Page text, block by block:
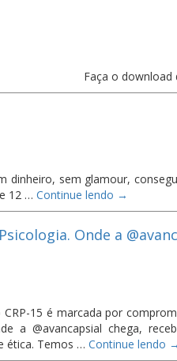
Faça o download
dinheiro, sem glamour,
12 …Continue lendo →
Onde a
15 é marcada por
a @avancapsial chega,
ética. Temos …Continue lendo →